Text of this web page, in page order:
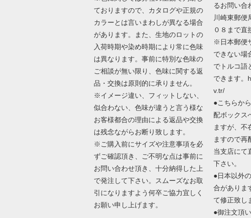
ておりますので、カタログや正規の
カラーとは言いまわしが異なる場合
があります。また、生地のロットの
入荷時期や染め時期により常に色味
は異なります。事前に特別な色味の
ご相談が無い限り、色味に関する返
品・交換は原則的に承りません。
※イメージ違い、フィットしない、
似合わない、色味が違うと言う様な
お客様都合の理由による返品や交換
は残念ながらお断り致します。
※ご購入前にサイズや注意事項を必
ずご確認頂き、ご不明な点は事前に
お問い合わせ頂き、十分納得した上
で発注して下さい。スムーズなお取
引になりますよう何卒ご協力宜しく
お願い申し上げます。
るお問い合
川崎東郵便
０８まで直
※日本郵便
できない場
でトルコ語
できます。
v.tr/
●こちらか
配ボックス
ますが、不
ますので再
当支店にて
下さい。
●日本以外
合がありま
て修正致し
●御注文頂